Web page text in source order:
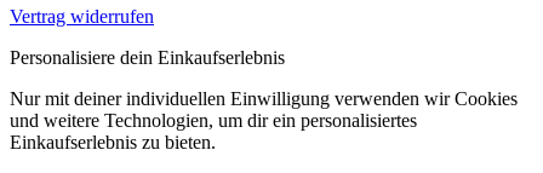
Vertrag widerrufen
Personalisiere dein Einkaufserlebnis
Nur mit deiner individuellen Einwilligung verwenden wir Cookies
und weitere Technologien, um dir ein personalisiertes
Einkaufserlebnis zu bieten.